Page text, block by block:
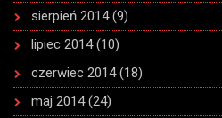
sierpień 2014(9)
lipiec 2014(10)
czerwiec 2014(18)
maj 2014(24)